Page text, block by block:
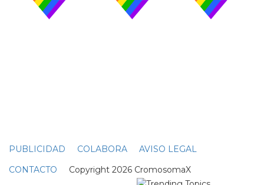
PUBLICIDAD COLABORA
AVISO LEGAL
CONTACTO Copyright 2026 CromosomaX